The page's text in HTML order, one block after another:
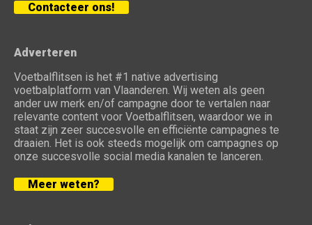
Contacteer ons!
Adverteren
Voetbalflitsen is het #1 native advertising
voetbalplatform van Vlaanderen. Wij weten als geen
ander uw merk en/of campagne door te vertalen naar
relevante content voor Voetbalflitsen, waardoor we in
staat zijn zeer succesvolle en efficiënte campagnes te
draaien. Het is ook steeds mogelijk om campagnes op
onze succesvolle social media kanalen te lanceren.
Meer weten?